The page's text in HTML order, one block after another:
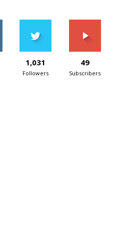
1,031
Followers
49
Subscribers